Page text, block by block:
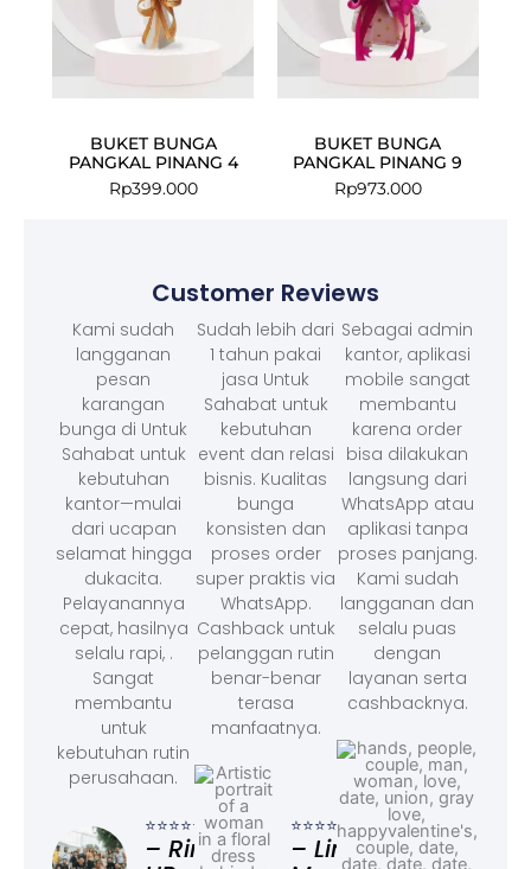
BUKET BUNGA
PANGKAL PINANG 4
Rp399.000
BUKET BUNGA
PANGKAL PINANG 9
Rp973.000
Customer Reviews
Kami sudah
langganan
pesan
karangan
bunga di Untuk
Sahabat untuk
kebutuhan
kantor—mulai
dari ucapan
selamat hingga
dukacita.
Pelayanannya
cepat, hasilnya
selalu rapi, .
Sangat
membantu
untuk
kebutuhan rutin
perusahaan.
⭐⭐⭐⭐⭐
– Rina,
Sudah lebih dari
1 tahun pakai
jasa Untuk
Sahabat untuk
kebutuhan
event dan relasi
bisnis. Kualitas
bunga
konsisten dan
proses order
super praktis via
WhatsApp.
Cashback untuk
pelanggan rutin
benar-benar
terasa
manfaatnya.
⭐⭐⭐⭐⭐
– Linda,
Sebagai admin
kantor, aplikasi
mobile sangat
membantu
karena order
bisa dilakukan
langsung dari
WhatsApp atau
aplikasi tanpa
proses panjang.
Kami sudah
langganan dan
selalu puas
dengan
layanan serta
cashbacknya.